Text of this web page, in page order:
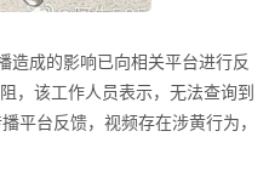
造成的影响已向相关平台进行反
，该工作人员表示，无法查询到
平台反馈，视频存在涉黄行为，